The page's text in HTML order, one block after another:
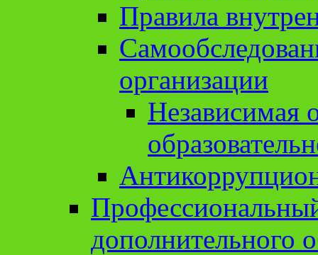
Правила
организации
Независимая
дополнительного